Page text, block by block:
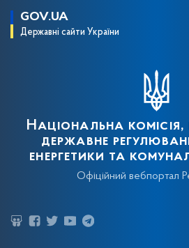
GOV.UA
Державні сайти України
Національна
державне
енергетики та
Офіційний вебпортал